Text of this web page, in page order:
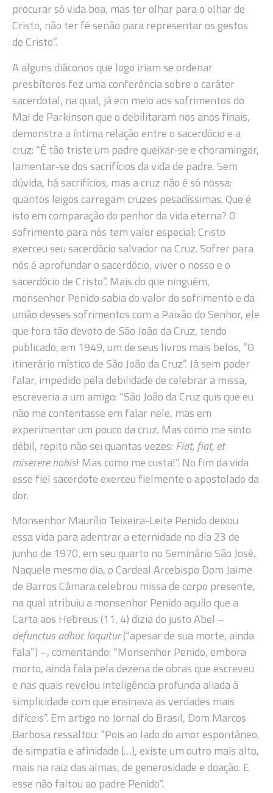
procurar só vida boa, mas ter olhar para o olhar de
Cristo, não ter fé senão para representar os gestos
de Cristo”.
A alguns diáconos que logo iriam se ordenar
presbíteros fez uma conferência sobre o caráter
sacerdotal, na qual, já em meio aos sofrimentos do
Mal de Parkinson que o debilitaram nos anos finais,
demonstra a íntima relação entre o sacerdócio e a
cruz: “É tão triste um padre queixar-se e choramingar,
lamentar-se dos sacrifícios da vida de padre. Sem
dúvida, há sacrifícios, mas a cruz não é só nossa:
quantos leigos carregam cruzes pesadíssimas. Que é
isto em comparação do penhor da vida eterna? O
sofrimento para nós tem valor especial: Cristo
exerceu seu sacerdócio salvador na Cruz. Sofrer para
nós é aprofundar o sacerdócio, viver o nosso e o
sacerdócio de Cristo”. Mais do que ninguém,
monsenhor Penido sabia do valor do sofrimento e da
união desses sofrimentos com a Paixão do Senhor, ele
que fora tão devoto de São João da Cruz, tendo
publicado, em 1949, um de seus livros mais belos, “O
itinerário místico de São João da Cruz”. Já sem poder
falar, impedido pela debilidade de celebrar a missa,
escreveria a um amigo: “São João da Cruz quis que eu
não me contentasse em falar nele, mas em
experimentar um pouco da cruz. Mas como me sinto
débil, repito não sei quantas vezes: Fiat, fiat, et
miserere nobis! Mas como me custa!”. No fim da vida
esse fiel sacerdote exerceu fielmente o apostolado da
dor.
Monsenhor Maurílio Teixeira-Leite Penido deixou
essa vida para adentrar a eternidade no dia 23 de
junho de 1970, em seu quarto no Seminário São José.
Naquele mesmo dia, o Cardeal Arcebispo Dom Jaime
de Barros Câmara celebrou missa de corpo presente,
na qual atribuiu a monsenhor Penido aquilo que a
Carta aos Hebreus (11, 4) dizia do justo Abel –
defunctus adhuc loquitur(“apesar de sua morte, ainda
fala”) –, comentando: “Monsenhor Penido, embora
morto, ainda fala pela dezena de obras que escreveu
e nas quais revelou inteligência profunda aliada à
simplicidade com que ensinava as verdades mais
difíceis”. Em artigo no Jornal do Brasil, Dom Marcos
Barbosa ressaltou: “Pois ao lado do amor espontâneo,
de simpatia e afinidade (…), existe um outro mais alto,
mais na raiz das almas, de generosidade e doação. E
esse não faltou ao padre Penido”.